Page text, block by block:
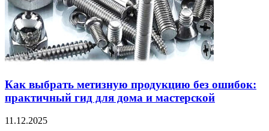
Как выбрать метизную продукцию без ошибок:
практичный гид для дома и мастерской
11.12.2025